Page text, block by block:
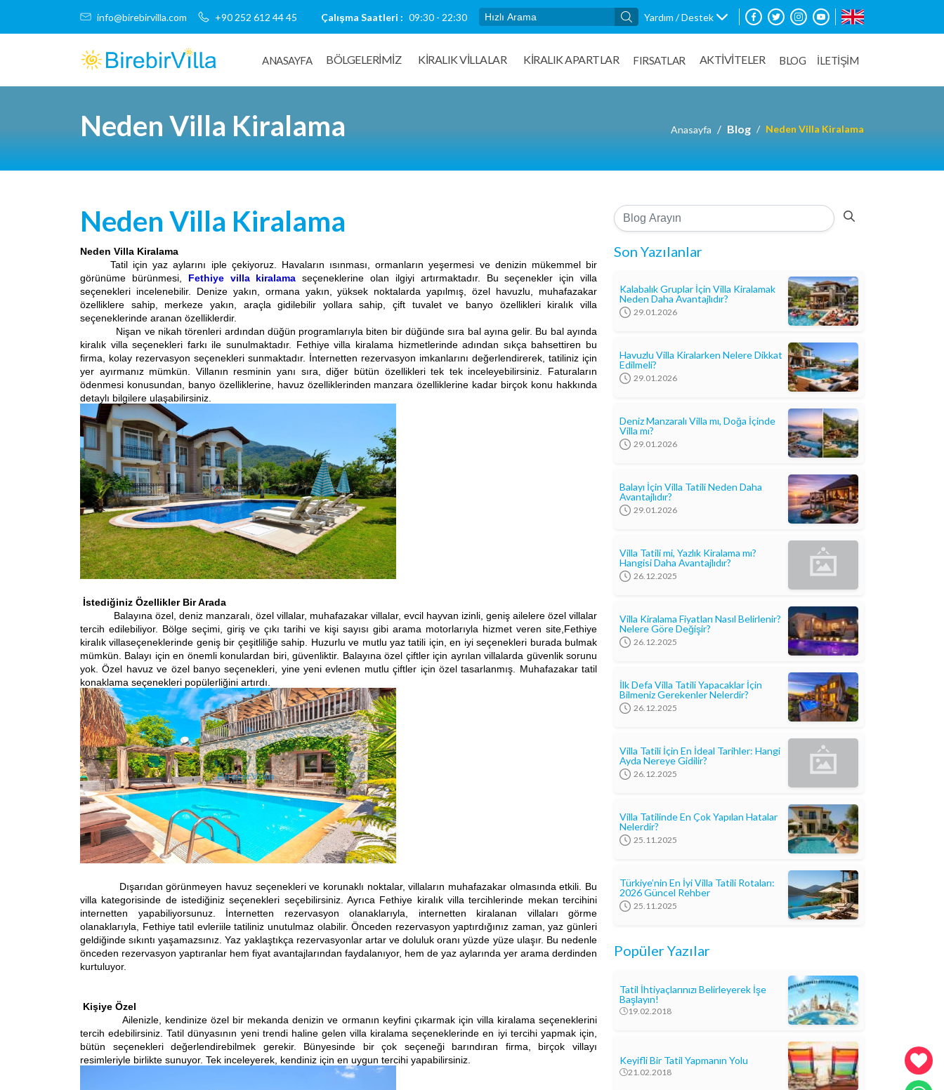
info@birebirvilla.com +90 252 612 44 45 Çalışma Saatleri : 09:30 - 22:30 Yardım / Destek
ANASAYFA BÖLGELERİMİZ KIRALIK VILLALAR KİRALIK APARTLAR FIRSATLAR AKTİVİTELER BLOG İLETİŞİM
Neden Villa Kiralama Anasayfa Blog Neden Villa Kiralama
Neden Villa Kiralama
Neden Villa Kiralama
Tatil için yaz aylarını iple çekiyoruz. Havaların ısınması, ormanların yeşermesi ve denizin mükemmel bir
görünüme bürünmesi, Fethiye villa kiralama seçeneklerine olan ilgiyi artırmaktadır. Bu seçenekler için villa
seçenekleri incelenebilir. Denize yakın, ormana yakın, yüksek noktalarda yapılmış, özel havuzlu, muhafazakar
özelliklere sahip, merkeze yakın, araçla gidilebilir yollara sahip, çift tuvalet ve banyo özellikleri kiralık villa
seçeneklerinde aranan özelliklerdir.
Nişan ve nikah törenleri ardından düğün programlarıyla biten bir düğünde sıra bal ayına gelir. Bu bal ayında
kiralık villa seçenekleri farkı ile sunulmaktadır. Fethiye villa kiralama hizmetlerinde adından sıkça bahsettiren bu
firma, kolay rezervasyon seçenekleri sunmaktadır. İnternetten rezervasyon imkanlarını değerlendirerek, tatiliniz için
yer ayırmanız mümkün. Villanın resminin yanı sıra, diğer bütün özellikleri tek tek inceleyebilirsiniz. Faturaların
ödenmesi konusundan, banyo özelliklerine, havuz özelliklerinden manzara özelliklerine kadar birçok konu hakkında
detaylı bilgilere ulaşabilirsiniz.
İstediğiniz Özellikler Bir Arada
Balayına özel, deniz manzaralı, özel villalar, muhafazakar villalar, evcil hayvan izinli, geniş ailelere özel villalar
tercih edilebiliyor. Bölge seçimi, giriş ve çıkı tarihi ve kişi sayısı gibi arama motorlarıyla hizmet veren site, Fethiye
kiralık villaseçeneklerinde geniş bir çeşitliliğe sahip. Huzurlu ve mutlu yaz tatili için, en iyi seçenekleri burada bulmak
mümkün. Balayı için en önemli konulardan biri, güvenliktir. Balayına özel çiftler için ayrılan villalarda güvenlik sorunu
yok. Özel havuz ve özel banyo seçenekleri, yine yeni evlenen mutlu çiftler için özel tasarlanmış. Muhafazakar tatil
konaklama seçenekleri popülerliğini artırdı.
Dışarıdan görünmeyen havuz seçenekleri ve korunaklı noktalar, villaların muhafazakar olmasında etkili. Bu
villa kategorisinde de istediğiniz seçenekleri seçebilirsiniz. Ayrıca Fethiye kiralık villa tercihlerinde mekan tercihini
internetten yapabiliyorsunuz. İnternetten rezervasyon olanaklarıyla, internetten kiralanan villaları görme
olanaklarıyla, Fethiye tatil evleriile tatiliniz unutulmaz olabilir. Önceden rezervasyon yaptırdığınız zaman, yaz günleri
geldiğinde sıkıntı yaşamazsınız. Yaz yaklaştıkça rezervasyonlar artar ve doluluk oranı yüzde yüze ulaşır. Bu nedenle
önceden rezervasyon yaptıranlar hem fiyat avantajlarından faydalanıyor, hem de yaz aylarında yer arama derdinden
kurtuluyor.
Kişiye Özel
Ailenizle, kendinize özel bir mekanda denizin ve ormanın keyfini çıkarmak için villa kiralama seçeneklerini
tercih edebilirsiniz. Tatil dünyasının yeni trendi haline gelen villa kiralama seçeneklerinde en iyi tercihi yapmak için,
bütün seçenekleri değerlendirebilmek gerekir. Bünyesinde bir çok seçeneği barındıran firma, birçok villayı
resimleriyle birlikte sunuyor. Tek inceleyerek, kendiniz için en uygun tercihi yapabilirsiniz.
Son Yazılanlar
Kalabalık Gruplar İçin Villa Kiralamak
Neden Daha Avantajlıdır?
29.01.2026
Havuzlu Villa Kiralarken Nelere Dikkat
Edilmeli?
29.01.2026
Deniz Manzaralı Villa mı, Doğa İçinde
Villa mı?
29.01.2026
Balayı İçin Villa Tatili Neden Daha
Avantajlıdır?
29.01.2026
Villa Tatili mi, Yazlık Kiralama mı?
Hangisi Daha Avantajlıdır?
26.12.2025
Villa Kiralama Fiyatları Nasıl Belirlenir?
Nelere Göre Değişir?
26.12.2025
İlk Defa Villa Tatili Yapacaklar İçin
Bilmeniz Gerekenler Nelerdir?
26.12.2025
Villa Tatili İçin En İdeal Tarihler: Hangi
Ayda Nereye Gidilir?
26.12.2025
Villa Tatilinde En Çok Yapılan Hatalar
Nelerdir?
25.11.2025
Türkiye’nin En İyi Villa Tatili Rotaları:
2026 Güncel Rehber
25.11.2025
Popüler Yazılar
Tatil İhtiyaçlarınızı Belirleyerek İşe
Başlayın!
19.02.2018
Keyifli Bir Tatil Yapmanın Yolu
21.02.2018